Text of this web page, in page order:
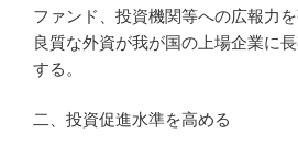
ファンド、投資機関等への広報力
良質な外資が我が国の上場企業に
する。
二、投資促進水準を高める